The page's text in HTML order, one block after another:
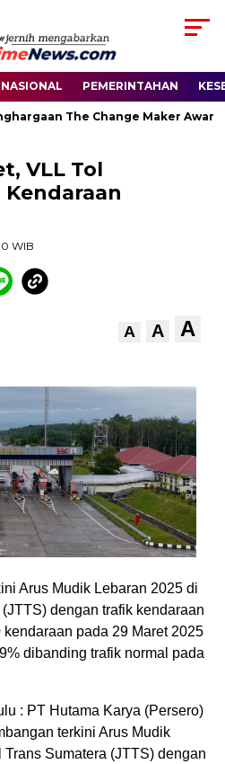
PEMERINTAHAN
The Change Maker Awards
VLL Tol
Kendaraan
WIB
A A A
Arus Mudik Lebaran 2025 di
dengan trafik kendaraan
pada 29 Maret 2025
dibanding trafik normal pada
: PT Hutama Karya (Persero)
terkini Arus Mudik
Sumatera (JTTS) dengan